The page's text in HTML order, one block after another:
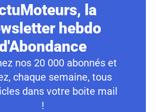
la
hebdo
nos 20 000 abonnés et
chaque semaine, tous
dans votre boite mail
!